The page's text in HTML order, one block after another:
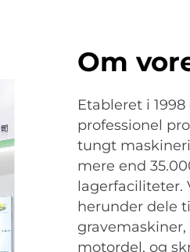
Om
Etableret i
professionel
tungt
mere end
lagerfaciliteter.
herunder dele
motordel, og